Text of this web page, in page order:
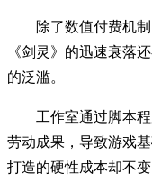
除了数值付费机
《剑灵》的迅速衰落
的泛滥。
工作室通过脚本
劳动成果，导致游戏
打造的硬性成本却不